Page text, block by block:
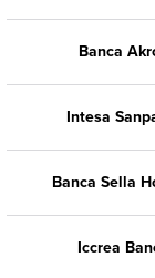
Banca
Intesa
Banca Sella
Iccrea